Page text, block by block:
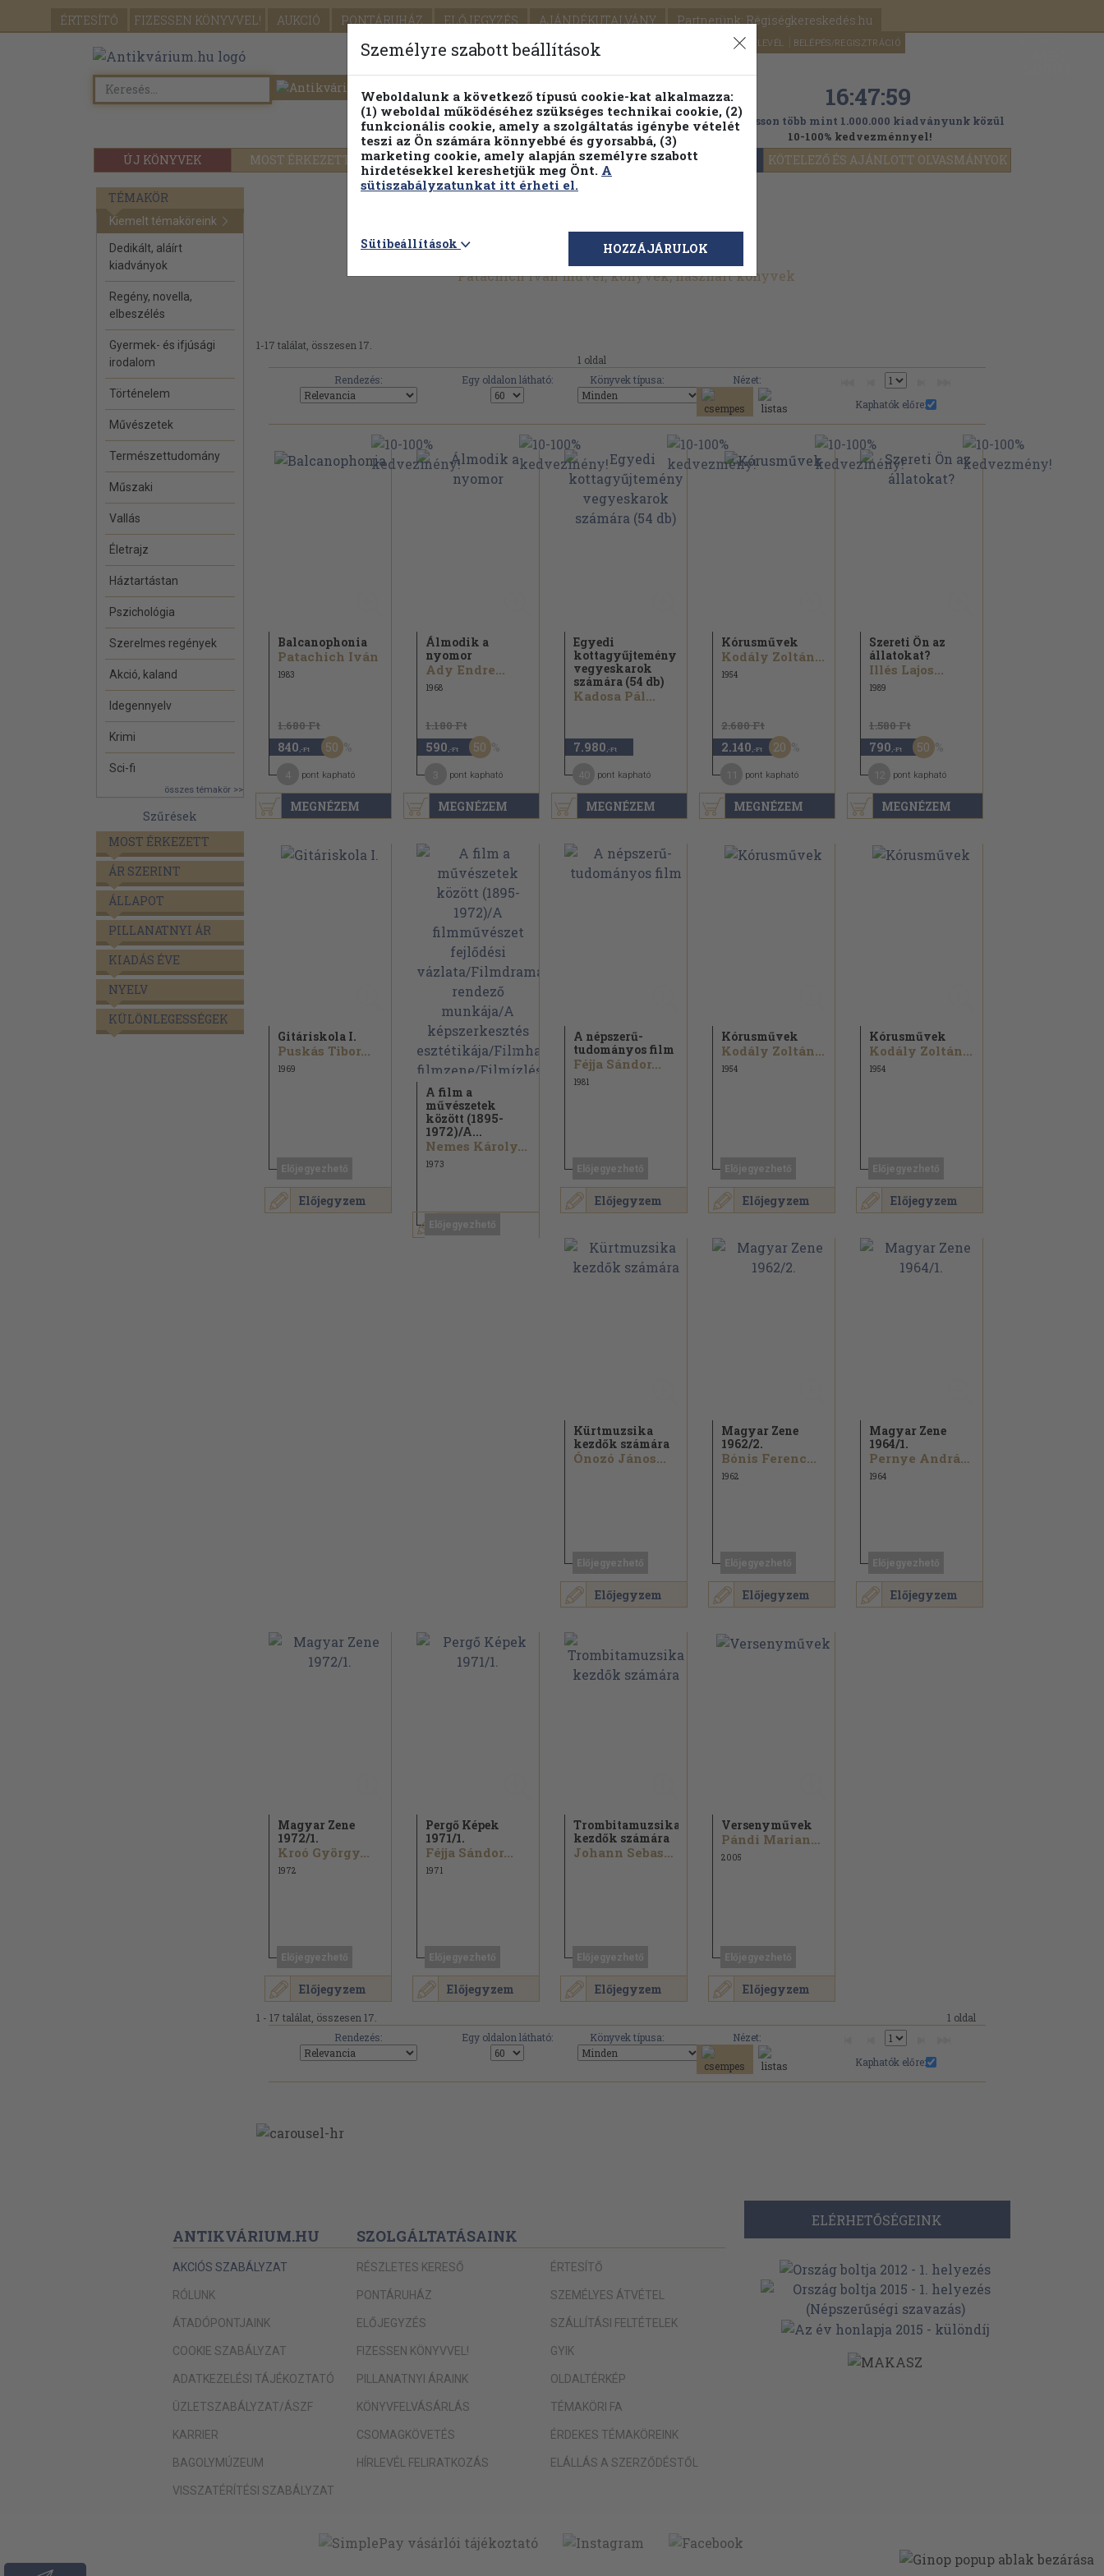
ÉRTESÍTŐ FIZESSEN KÖNYVVEL! AUKCIÓ PONTÁRUHÁZ ELŐJEGYZÉS AJÁNDÉKUTALVÁNY Partnerünk: Régiségkereskedés.hu
SEGÍTSÉG HÍRLEVÉL BELÉPÉS/REGISZTRÁCIÓ
ÚJ KÖNYVEK MOST ÉRKEZETT PILLANATNYI ÁRAINK FENNTARTHATÓ OLVASMÁNYOK KÖTELEZŐ ÉS AJÁNLOTT OLVASMÁNYOK
Részletes kereső Témaköri fa 16:47:57
Válogasson több mint 1.000.000 kiadványunk közül
10-100% kedvezménnyel!
TÉMAKÖR
Kiemelt témaköreink
Dedikált, aláírt
kiadványok
Regény, novella,
elbeszélés
Gyermek- és ifjúsági
irodalom
Történelem
Művészetek
Természettudomány
Műszaki
Vallás
Életrajz
Háztartástan
Pszichológia
Szerelmes regények
Akció, kaland
Idegennyelv
Krimi
Sci-fi
összes témakör >>
Szűrések
MOST ÉRKEZETT
ÁR SZERINT
ÁLLAPOT
PILLANATNYI ÁR
KIADÁS ÉVE
NYELV
KÜLÖNLEGESSÉGEK
Patachich Iván művei, könyvek, használt könyvek
1-17 találat, összesen 17.
1 oldal
Rendezés:
Egy oldalon látható: Könyvek típusa:
Nézet:
Kaphatók előre:
MEGNÉZEM
Balcanophonia
Patachich Iván
1983
1.680 Ft
840 ,-Ft 50
pont kapható
MEGNÉZEM
Álmodik a
nyomor
Ady Endre...
1968
1.180 Ft
590 ,-Ft 50
pont kapható
MEGNÉZEM
Egyedi
kottagyűjtemény
vegyeskarok
számára (54 db)
Kadosa Pál...
7.980 ,-Ft
pont kapható
MEGNÉZEM
Kórusművek
Kodály Zoltán...
1954
2.680 Ft
2.140 ,-Ft 20
pont kapható
MEGNÉZEM
Szereti Ön az
állatokat?
Illés Lajos...
1989
1.580 Ft
790 ,-Ft 50
pont kapható
Előjegyzem
Gitáriskola I.
Puskás Tibor...
1969
A film a
művészetek
között (1895-
1972)/A...
Nemes Károly...
1973
Előjegyzem
A népszerű-
tudományos film
Féjja Sándor...
1981
Előjegyzem
Kórusművek
Kodály Zoltán...
1954
Előjegyzem
Kórusművek
Kodály Zoltán...
1954
Előjegyzem
Kürtmuzsika
kezdők számára
Ónozó János...
Előjegyzem
Magyar Zene
1962/2.
Bónis Ferenc...
1962
Előjegyzem
Magyar Zene
1964/1.
Pernye András...
1964
Előjegyzem
Magyar Zene
1972/1.
Kroó György...
1972
Előjegyzem
Pergő Képek
1971/1.
Féjja Sándor...
1971
Előjegyzem
Trombitamuzsika
kezdők számára
Johann Sebastian Bach...
Előjegyzem
Versenyművek
Pándi Marianne...
2005
1 - 17 találat, összesen 17.
1 oldal
Rendezés:
Egy oldalon látható: Könyvek típusa:
Nézet:
Kaphatók előre:
ANTIKVÁRIUM.HU
AKCIÓS SZABÁLYZAT
RÓLUNK
ÁTADÓPONTJAINK
COOKIE SZABÁLYZAT
ADATKEZELÉSI TÁJÉKOZTATÓ
ÜZLETSZABÁLYZAT/ÁSZF
KARRIER
BAGOLYMÚZEUM
VISSZATÉRÍTÉSI SZABÁLYZAT
SZOLGÁLTATÁSAINK
RÉSZLETES KERESŐ
PONTÁRUHÁZ
ELŐJEGYZÉS
FIZESSEN KÖNYVVEL!
PILLANATNYI ÁRAINK
KÖNYVFELVÁSÁRLÁS
CSOMAGKÖVETÉS
HÍRLEVÉL FELIRATKOZÁS
ÉRTESÍTŐ
SZEMÉLYES ÁTVÉTEL
SZÁLLÍTÁSI FELTÉTELEK
GYIK
OLDALTÉRKÉP
TÉMAKÖRI FA
ÉRDEKES TÉMAKÖREINK
ELÁLLÁS A SZERZŐDÉSTŐL
ELÉRHETŐSÉGEINK
Személyre szabott beállítások
Weboldalunk a következő típusú cookie-kat alkalmazza:
(1) weboldal működéséhez szükséges technikai cookie, (2)
funkcionális cookie, amely a szolgáltatás igénybe vételét
teszi az Ön számára könnyebbé és gyorsabbá, (3)
marketing cookie, amely alapján személyre szabott
hirdetésekkel kereshetjük meg Önt. A
sütiszabályzatunkat itt érheti el.
Sütibeállítások HOZZÁJÁRULOK